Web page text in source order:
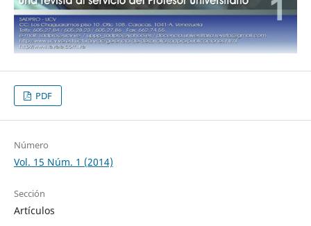
PDF
Número
Vol. 15 Núm. 1 (2014)
Sección
Artículos